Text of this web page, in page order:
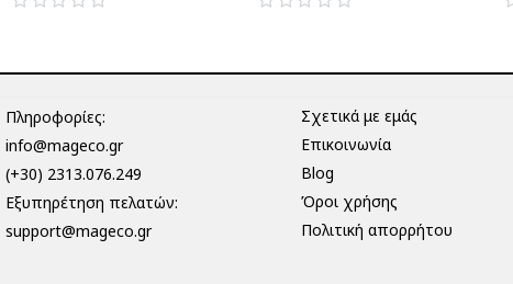
Πληροφορίες:
info@mageco.gr
(+30) 2313.076.249
Eξυπηρέτηση πελατών:
support@mageco.gr
Σχετικά με εμάς
Επικοινωνία
Blog
Όροι χρήσης
Πολιτική απορρήτου